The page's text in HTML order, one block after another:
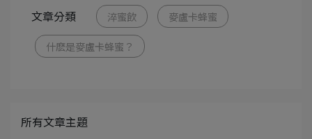
文章分類 淬蜜飲 麥盧卡蜂蜜
什麽是麥盧卡蜂蜜？
所有文章主題